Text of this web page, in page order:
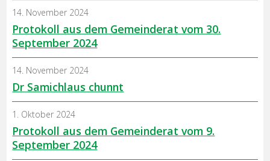
Protokoll aus dem Gemeinderat vom 30.
September 2024
14. November 2024
Dr Samichlaus chunnt
14. November 2024
Protokoll aus dem Gemeinderat vom 9.
September 2024
1. Oktober 2024